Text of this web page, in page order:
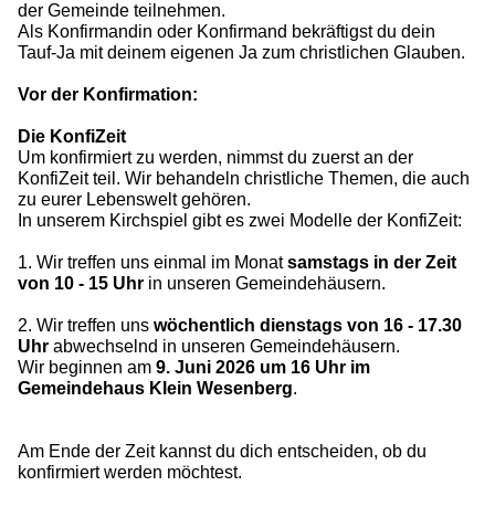
der Gemeinde teilnehmen.
Als Konfirmandin oder Konfirmand bekräftigst du dein
Tauf-Ja mit deinem eigenen Ja zum christlichen Glauben.
Vor der Konfirmation:
Die KonfiZeit
Um konfirmiert zu werden, nimmst du zuerst an der
KonfiZeit teil. Wir behandeln christliche Themen, die auch
zu eurer Lebenswelt gehören.
In unserem Kirchspiel gibt es zwei Modelle der KonfiZeit:
1. Wir treffen uns einmal im Monatsamstags in der Zeit
von 10 - 15 Uhr in unseren Gemeindehäusern.
2. Wir treffen uns wöchentlich dienstags von 16 - 17.30
Uhr abwechselnd in unseren Gemeindehäusern.
Wir beginnen am 9. Juni 2026 um 16 Uhr im
Gemeindehaus Klein Wesenberg.
Am Ende der Zeit kannst du dich entscheiden, ob du
konfirmiert werden möchtest.